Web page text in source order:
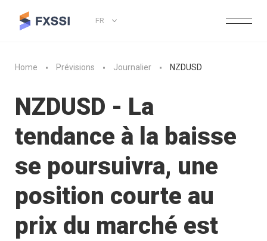
FR
Home Prévisions Journalier NZDUSD
NZDUSD - La
tendance à la baisse
se poursuivra, une
position courte au
prix du marché est